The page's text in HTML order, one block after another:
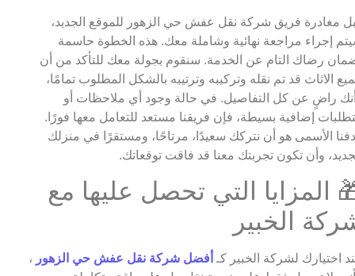
مغادرة فريق شركة نقل عفش حي الزهور للموقع الجديد،
إجراء مراجعة نهائية وشاملة معك. هذه الخطوة حاسمة
رضاك التام عن الخدمة. سنقوم بجولة معك للتأكد من أن
الاثاث قد تم نقله وتركيبه وترتيبه بالشكل المطلوب تمامًا،
راضٍ عن كل التفاصيل. في حالة وجود أي ملاحظات أو
إضافية بسيطة، فإن فريقنا مستعد للتعامل معها فورًا.
الأسمى هو أن نتركك سعيدًا، مرتاحًا، ومستقرًا في منزلك
وأن تكون تجربتك معنا قد فاقت توقعاتك.
المزايا التي تحصل عليها مع
الخبير
اختيارك لشركة الخبير كـ أفضل شركة نقل عفش حي الزهور ،